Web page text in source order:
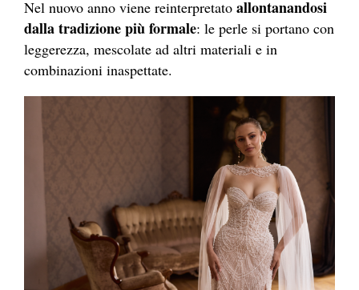
Nel nuovo anno viene reinterpretato allontanandosi
dalla tradizione più formale: le perle si portano con
leggerezza, mescolate ad altri materiali e in
combinazioni inaspettate.